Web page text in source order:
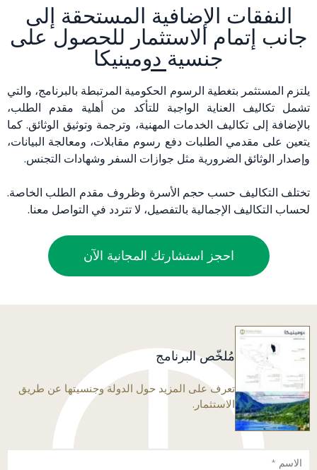
النفقات الإضافية المستحقة إلى
جانب إتمام الاستثمار للحصول على
جنسية دومينيكا
يلتزم المستثمر بتغطية الرسوم الحكومية المرتبطة بالبرنامج، والتي
تشمل تكاليف العناية الواجبة للتأكد من أهلية مقدم الطلب،
بالإضافة إلى تكاليف الخدمات المهنية، وترجمة وتوثيق الوثائق. كما
يتعين على مقدمي الطلبات دفع رسوم مقابلات، ومعالجة البيانات،
وإصدار الوثائق الضرورية مثل جوازات السفر وشهادات التجنس.
تختلف التكاليف حسب حجم الأسرة وظروف مقدم الطلب الخاصة.
لحساب التكاليف الإجمالية بالتفصيل، لا تتردد في التواصل معنا.
احجز استشارتك المجانية الآن
مُلخّص البرنامج
تعرف على المزيد حول الدولة وجنسيتها عن طريق
الاستثمار.